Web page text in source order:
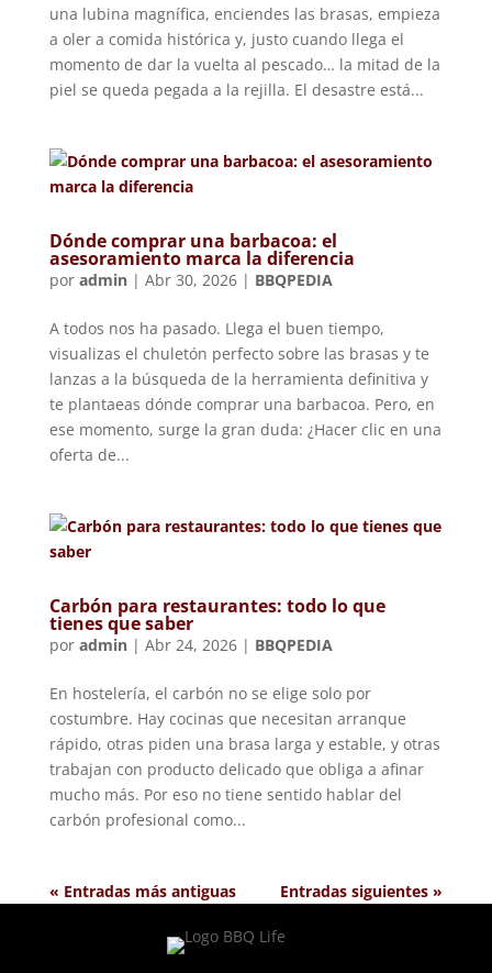
una lubina magnífica, enciendes las brasas, empieza
a oler a comida histórica y, justo cuando llega el
momento de dar la vuelta al pescado… la mitad de la
piel se queda pegada a la rejilla. El desastre está...
Dónde comprar una barbacoa: el
asesoramiento marca la diferencia
por admin| Abr 30, 2026| BBQPEDIA
A todos nos ha pasado. Llega el buen tiempo,
visualizas el chuletón perfecto sobre las brasas y te
lanzas a la búsqueda de la herramienta definitiva y
te plantaeas dónde comprar una barbacoa. Pero, en
ese momento, surge la gran duda: ¿Hacer clic en una
oferta de...
Carbón para restaurantes: todo lo que
tienes que saber
por admin| Abr 24, 2026| BBQPEDIA
En hostelería, el carbón no se elige solo por
costumbre. Hay cocinas que necesitan arranque
rápido, otras piden una brasa larga y estable, y otras
trabajan con producto delicado que obliga a afinar
mucho más. Por eso no tiene sentido hablar del
carbón profesional como...
« Entradas más antiguas Entradas siguientes »